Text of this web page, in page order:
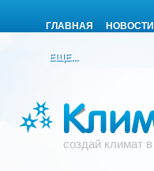
ГЛАВНАЯ НОВОСТИ
ЕЩЕ...
создай климат